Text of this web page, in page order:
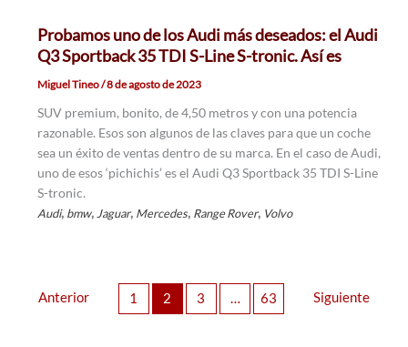
Probamos uno de los Audi más deseados: el Audi
Q3 Sportback 35 TDI S-Line S-tronic. Así es
Miguel Tineo/8 de agosto de 2023
SUV premium, bonito, de 4,50 metros y con una potencia
razonable. Esos son algunos de las claves para que un coche
sea un éxito de ventas dentro de su marca. En el caso de Audi,
uno de esos ‘pichichis’ es el Audi Q3 Sportback 35 TDI S-Line
S-tronic.
Audi, bmw, Jaguar, Mercedes, Range Rover, Volvo
Anterior 1 2 3 … 63 Siguiente